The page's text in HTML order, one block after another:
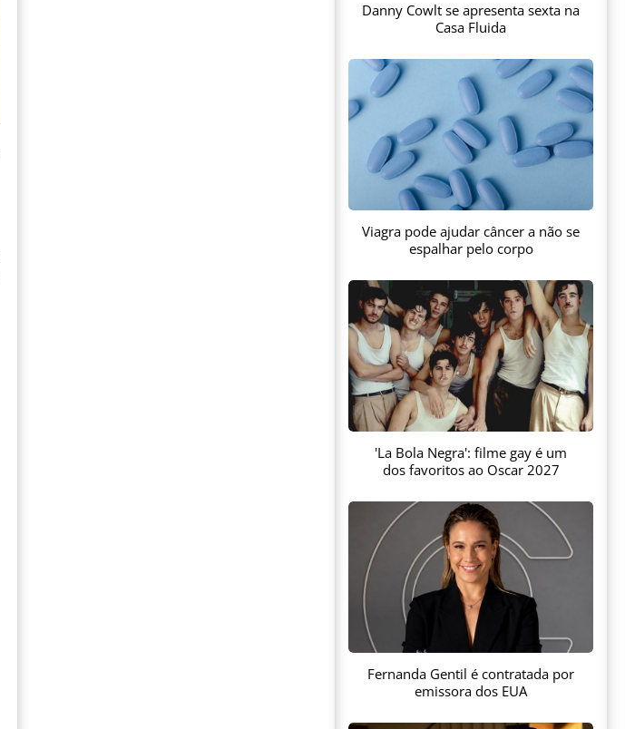
Danny Cowlt se apresenta sexta na
Casa Fluida
Viagra pode ajudar câncer a não se
espalhar pelo corpo
'La Bola Negra': filme gay é um
dos favoritos ao Oscar 2027
Fernanda Gentil é contratada por
emissora dos EUA